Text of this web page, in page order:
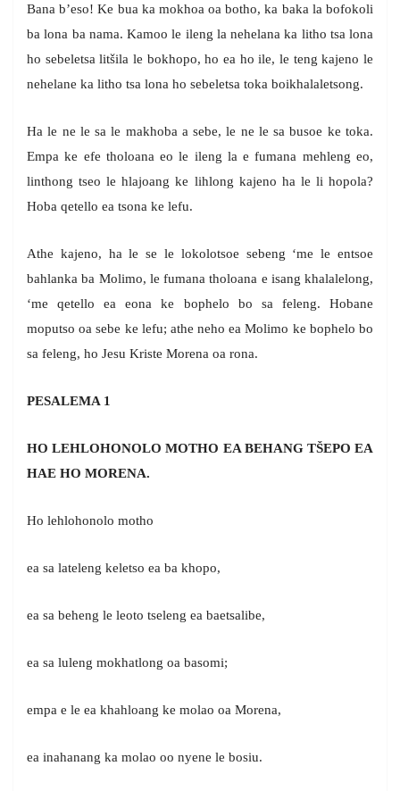
Bana b’eso! Ke bua ka mokhoa oa botho, ka baka la bofokoli
ba lona ba nama. Kamoo le ileng la nehelana ka litho tsa lona
ho sebeletsa litšila le bokhopo, ho ea ho ile, le teng kajeno le
nehelane ka litho tsa lona ho sebeletsa toka boikhalaletsong.
Ha le ne le sa le makhoba a sebe, le ne le sa busoe ke toka.
Empa ke efe tholoana eo le ileng la e fumana mehleng eo,
linthong tseo le hlajoang ke lihlong kajeno ha le li hopola?
Hoba qetello ea tsona ke lefu.
Athe kajeno, ha le se le lokolotsoe sebeng ‘me le entsoe
bahlanka ba Molimo, le fumana tholoana e isang khalalelong,
‘me qetello ea eona ke bophelo bo sa feleng. Hobane
moputso oa sebe ke lefu; athe neho ea Molimo ke bophelo bo
sa feleng, ho Jesu Kriste Morena oa rona.
PESALEMA 1
HO LEHLOHONOLO MOTHO EA BEHANG TŠEPO EA
HAE HO MORENA.
Ho lehlohonolo motho
ea sa lateleng keletso ea ba khopo,
ea sa beheng le leoto tseleng ea baetsalibe,
ea sa luleng mokhatlong oa basomi;
empa e le ea khahloang ke molao oa Morena,
ea inahanang ka molao oo nyene le bosiu.